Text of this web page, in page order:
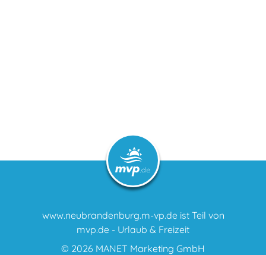
www.neubrandenburg.m-vp.de ist Teil von
mvp.de - Urlaub & Freizeit
© 2026 MANET Marketing GmbH